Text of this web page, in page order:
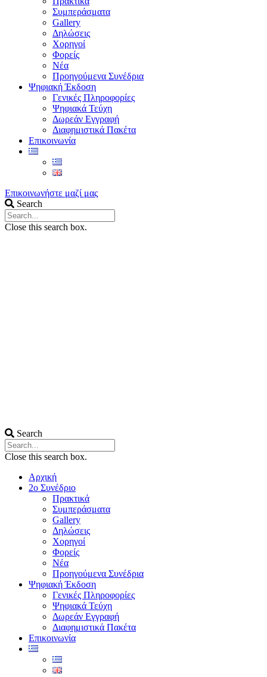
Συμπεράσματα
Gallery
Δηλώσεις
Χορηγοί
Φορείς
Νέα
Προηγούμενα Συνέδρια
Ψηφιακή Έκδοση
Γενικές Πληροφορίες
Ψηφιακά Τεύχη
Δωρεάν Εγγραφή
Διαφημιστικά Πακέτα
Επικοινωνία
Επικοινωνήστε μαζί μας
Search
Close this search box.
Search
Close this search box.
Αρχική
2ο Συνέδριο
Πρακτικά
Συμπεράσματα
Gallery
Δηλώσεις
Χορηγοί
Φορείς
Νέα
Προηγούμενα Συνέδρια
Ψηφιακή Έκδοση
Γενικές Πληροφορίες
Ψηφιακά Τεύχη
Δωρεάν Εγγραφή
Διαφημιστικά Πακέτα
Επικοινωνία